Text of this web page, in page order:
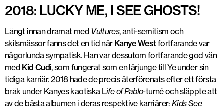
2018: LUCKY ME, I SEE GHOSTS!
Långt innan dramat med Vultures, anti-semitism och
skilsmässor fanns det en tid när Kanye Westfortfarande var
någorlunda sympatisk. Han var dessutom fortfarande god vän
med Kid Cudi, som fungerat som en lärjunge till Ye under sin
tidiga karriär. 2018 hade de precis återförenats efter ett första
bråk under Kanyes kaotiska Life of Pablo-turné och släppte att
av de bästa albumen i deras respektive karriärer: Kids See